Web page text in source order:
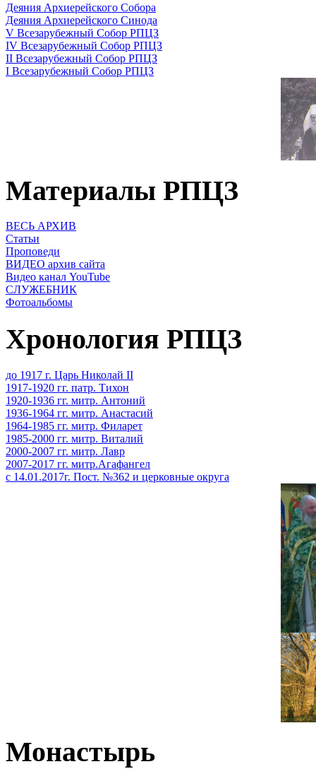
Деяния Архиерейского Собора
Деяния Архиерейского Синода
V Всезарубежный Собор РПЦЗ
IV Всезарубежный Собор РПЦЗ
II Всезарубежный Собор РПЦЗ
I Всезарубежный Собор РПЦЗ
Материалы РПЦЗ
ВЕСЬ АРХИВ
Статьи
Проповеди
ВИДЕО архив сайта
Видео канал YouTube
СЛУЖЕБНИК
Фотоальбомы
Хронология РПЦЗ
до 1917 г. Царь Николай II
1917-1920 гг. патр. Тихон
1920-1936 гг. митр. Антоний
1936-1964 гг. митр. Анастасий
1964-1985 гг. митр. Филарет
1985-2000 гг. митр. Виталий
2000-2007 гг. митр. Лавр
2007-2017 гг. митр.Агафангел
с 14.01.2017г. Пост. №362 и церковные округа
Монастырь